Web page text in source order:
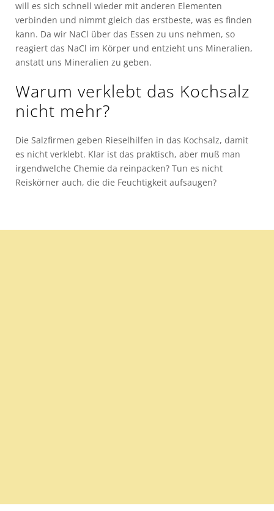
will es sich schnell wieder mit anderen Elementen
verbinden und nimmt gleich das erstbeste, was es finden
kann. Da wir NaCl über das Essen zu uns nehmen, so
reagiert das NaCl im Körper und entzieht uns Mineralien,
anstatt uns Mineralien zu geben.
Warum verklebt das Kochsalz
nicht mehr?
Die Salzfirmen geben Rieselhilfen in das Kochsalz, damit
es nicht verklebt. Klar ist das praktisch, aber muß man
irgendwelche Chemie da reinpacken? Tun es nicht
Reiskörner auch, die die Feuchtigkeit aufsaugen?